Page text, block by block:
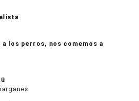
a los perros, nos comemos a